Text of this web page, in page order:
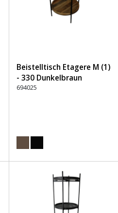
Beistelltisch Etagere M (1)
- 330 Dunkelbraun
694025